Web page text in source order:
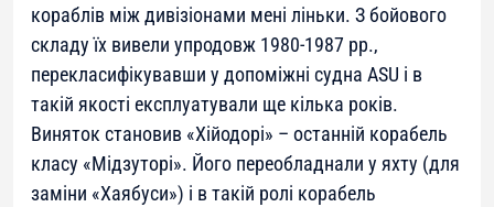
кораблів між дивізіонами мені ліньки. З бойового
складу їх вивели упродовж 1980-1987 рр.,
перекласифікувавши у допоміжні судна ASU і в
такій якості експлуатували ще кілька років.
Виняток становив «Хійодорі» – останній корабель
класу «Мідзуторі». Його переобладнали у яхту (для
заміни «Хаябуси») і в такій ролі корабель